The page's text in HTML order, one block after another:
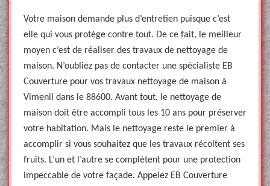
Votre maison demande plus d’entretien puisque c’est
elle qui vous protège contre tout. De ce fait, le meilleur
moyen c’est de réaliser des travaux de nettoyage de
maison. N’oubliez pas de contacter une spécialiste EB
Couverture pour vos travaux nettoyage de maison à
Vimenil dans le 88600. Avant tout, le nettoyage de
maison doit être accompli tous les 10 ans pour préserver
votre habitation. Mais le nettoyage reste le premier à
accomplir si vous souhaitez que les travaux récoltent ses
fruits. L’un et l’autre se complètent pour une protection
impeccable de votre façade. Appelez EB Couverture